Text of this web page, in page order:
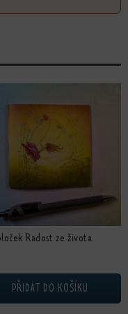
Radost ze života
PŘIDAT DO KOŠÍKU